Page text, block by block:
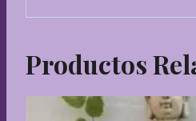
Productos